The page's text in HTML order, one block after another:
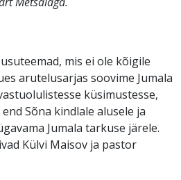
mis ei ole kõigile
arutelusarjas soovime Jumala
küsimustesse,
Sõna kindlale alusele ja
Jumala tarkuse järele.
Külvi Maisov ja pastor